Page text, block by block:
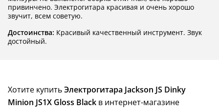
привинчено. Электрогитара красивая и очень хорошо
звучит, всем советую.
Достоинства: Красивый качественный инструмент. Звук
достойный.
Хотите купитьЭлектрогитара Jackson JS Dinky
Minion JS1X Gloss Black в интернет-магазине